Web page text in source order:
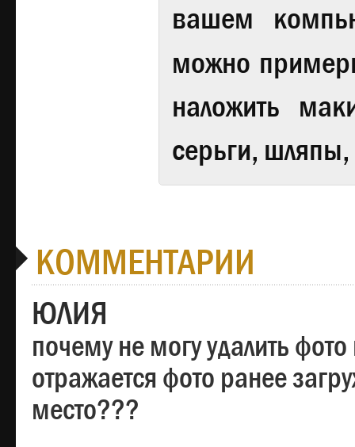
вашем
можно
наложить
серьги,
КОММЕНТАРИИ
ЮЛИЯ
почему не могу удалить
отражается фото ранее
место???